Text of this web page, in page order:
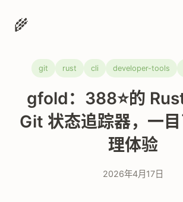
🌾
git rust cli developer-tools
gfold：388⭐的
Git 状态追踪器，一
理体验
2026年4月17日